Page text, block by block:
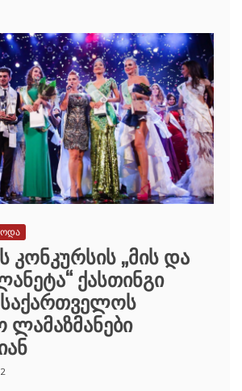
კონკურსის „მის და
ქასთინგი